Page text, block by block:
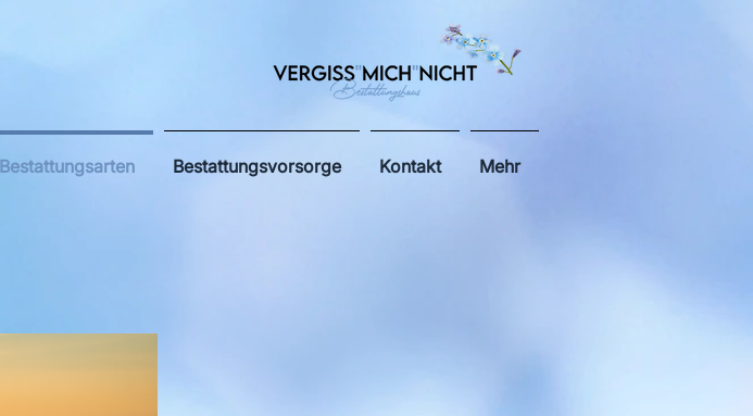
Bestattungsarten Bestattungsvorsorge Kontakt Mehr